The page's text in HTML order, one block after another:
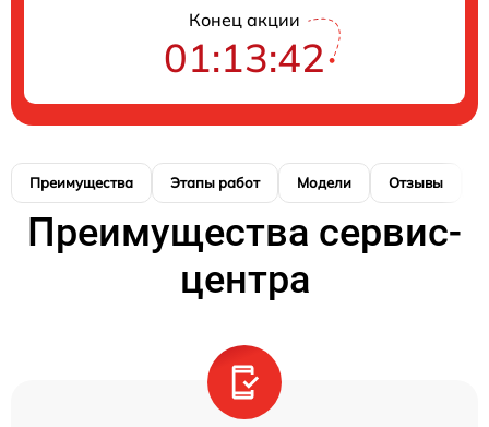
Конец акции
01:13:41
Преимущества Этапы работ Модели Отзывы
Преимущества сервис-
центра